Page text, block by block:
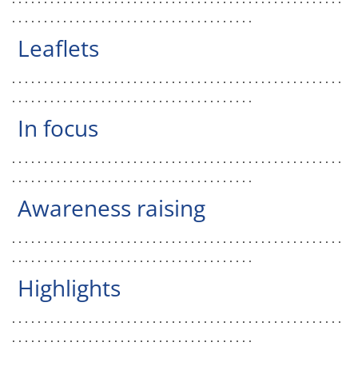
. . . . . . . . . . . . . . . . . . . . . . . . . . . . . . . . . . . . . .
Leaflets
. . . . . . . . . . . . . . . . . . . . . . . . . . . . . . . . . . . . . . . . . . . . . . . . . . . .
. . . . . . . . . . . . . . . . . . . . . . . . . . . . . . . . . . . . . .
In focus
. . . . . . . . . . . . . . . . . . . . . . . . . . . . . . . . . . . . . . . . . . . . . . . . . . . .
. . . . . . . . . . . . . . . . . . . . . . . . . . . . . . . . . . . . . .
Awareness raising
. . . . . . . . . . . . . . . . . . . . . . . . . . . . . . . . . . . . . . . . . . . . . . . . . . . .
. . . . . . . . . . . . . . . . . . . . . . . . . . . . . . . . . . . . . .
Highlights
. . . . . . . . . . . . . . . . . . . . . . . . . . . . . . . . . . . . . . . . . . . . . . . . . . . .
. . . . . . . . . . . . . . . . . . . . . . . . . . . . . . . . . . . . . .